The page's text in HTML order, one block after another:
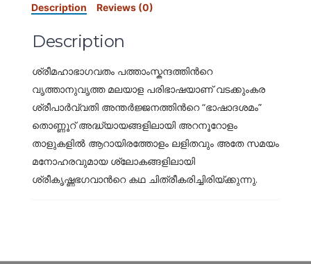
Description Reviews (0)
Description
ശ്രീമഹാഭാഗവതം പത്താംസ്കന്ദത്തിന്‍റെ
വൃത്താനുവൃത്ത മലയാള പരിഭാഷയാണ് വടക്കുംകര
ശ്രീപാര്‍വ്വതി അന്തര്‍ജ്ജനത്തിന്‍റെ “ഭാഷാദശമം”
തൊണ്ണൂറ് അദ്ധ്യായങ്ങളിലായി അറനൂറോളം
താളുകളില്‍ ആറായിരത്തോളം ലളിതവും അതേ സമയം
മനോഹരവുമായ ശ്ലോകങ്ങളിലായി
ശ്രീകൃഷ്ണഭഗവാന്‍റെ കഥ ചിത്രീകരിച്ചിരിയ്ക്കുന്നു.